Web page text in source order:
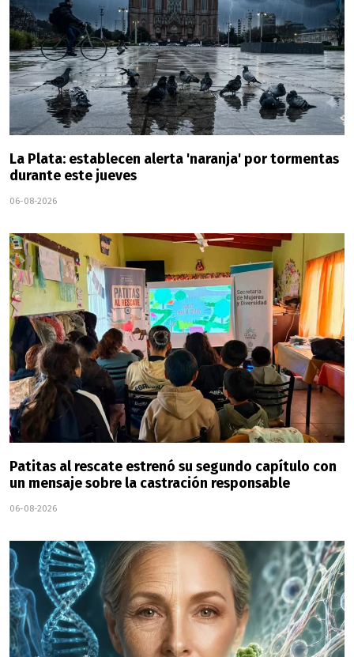
La Plata: establecen alerta 'naranja' por tormentas
durante este jueves
06-08-2026
Patitas al rescate estrenó su segundo capítulo con
un mensaje sobre la castración responsable
06-08-2026